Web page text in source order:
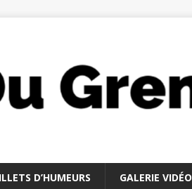
D’HUMEURS GALERIE VIDÉO